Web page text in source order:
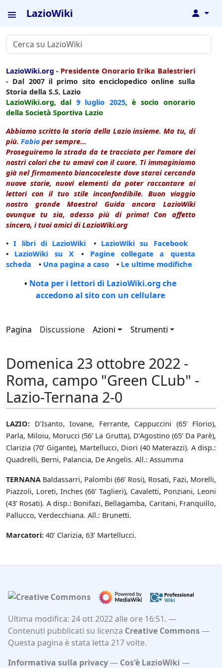
LazioWiki ↓
LazioWiki.org - Presidente Onorario Erika Balestrieri
- Dal 2007 il primo sito enciclopedico online sulla
Storia della S.S. Lazio
LazioWiki.org, dal 9 luglio 2025, è socio onorario
della Società Sportiva Lazio
Abbiamo scritto la storia della Lazio insieme. Ma tu, di
più. Fabio per sempre...
Proseguiremo la strada da te tracciata per l'amore dei
nostri colori che tu amavi con il cuore. Ti immaginiamo
già nel firmamento biancoceleste dove starai cercando
nuove storie, nuovi elementi da poter raccontare ai
lettori con il tuo stile inconfondibile. Buon viaggio
nostro grande Maestro! Guida ancora LazioWiki
ovunque tu sia, adesso più di prima! Con affetto
sincero, i tuoi amici di LazioWiki.org
•I libri di LazioWiki • LazioWiki su Facebook
• LazioWiki su X • Pagine collegate a questa
scheda • Una pagina a caso • Le ultime modifiche
• Nota per i lettori di LazioWiki.org che
accedono al sito con un cellulare
Pagina Discussione Azioni Strumenti
Domenica 23 ottobre 2022 -
Roma, campo "Green CLub" -
Lazio-Ternana 2-0
LAZIO: D’Isanto, Iovane, Ferrante, Cappuccini (65’ Florio),
Parla, Miloiu, Morucci (56’ La Grutta), D’Agostino (65’ Da Parè),
Clarizia (70’ Gigante), Martellucci, Diori (40 Materazzi). A disp.:
Quadrelli, Berni, Palancia, De Angelis. All.: Assumma
TERNANA Baldassarri, Palombi (66’ Rosi), Rosati, Fazi, Morelli,
Piazzoli, Loreti, Inches (66’ Taglieri), Cavaletti, Ponziani, Leoni
(43’ Rosati). A disp.: Bonifazi, Bellagamba, Caritani, Franquillo,
Pallucco, Verdecchiana. All.: Brunetti.
Marcatori: 40’ Clarizia, 63’ Martellucci.
Ultima modifica: 24 ott 2022 alle ore 16:51.
Contenuti pubblicati su licenza Creative Commons
Questa pagina è stata letta 217 volte.
Informativa sulla privacy
Cos'è LazioWiki